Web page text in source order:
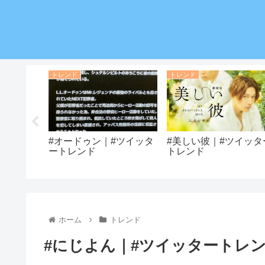
トレンド
#オードゥン｜#ツイッタ
ートレンド
トレンド
#美しい彼｜#ツイッタ
トレンド
ホーム トレンド
#にじよん｜#ツイッタートレ